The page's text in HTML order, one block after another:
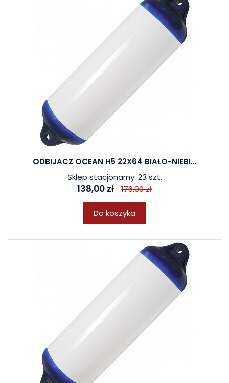
ODBIJACZ OCEAN H5 22X64 BIAŁO-NIEBI...
Sklep stacjonarny: 23 szt.
138,00 zł 176,90 zł
Do koszyka